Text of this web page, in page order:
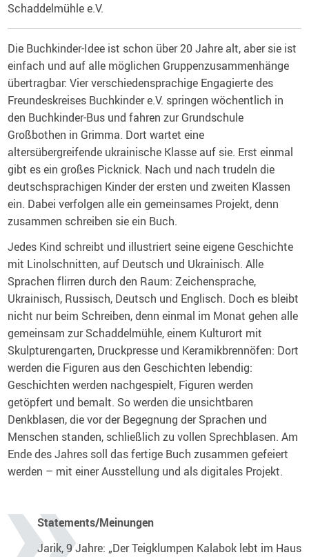
Schaddelmühle e.V.
Die Buchkinder-Idee ist schon über 20 Jahre alt, aber sie ist
einfach und auf alle möglichen Gruppenzusammenhänge
übertragbar: Vier verschiedensprachige Engagierte des
Freundeskreises Buchkinder e.V. springen wöchentlich in
den Buchkinder-Bus und fahren zur Grundschule
Großbothen in Grimma. Dort wartet eine
altersübergreifende ukrainische Klasse auf sie. Erst einmal
gibt es ein großes Picknick. Nach und nach trudeln die
deutschsprachigen Kinder der ersten und zweiten Klassen
ein. Dabei verfolgen alle ein gemeinsames Projekt, denn
zusammen schreiben sie ein Buch.
Jedes Kind schreibt und illustriert seine eigene Geschichte
mit Linolschnitten, auf Deutsch und Ukrainisch. Alle
Sprachen flirren durch den Raum: Zeichensprache,
Ukrainisch, Russisch, Deutsch und Englisch. Doch es bleibt
nicht nur beim Schreiben, denn einmal im Monat gehen alle
gemeinsam zur Schaddelmühle, einem Kulturort mit
Skulpturengarten, Druckpresse und Keramikbrennöfen: Dort
werden die Figuren aus den Geschichten lebendig:
Geschichten werden nachgespielt, Figuren werden
getöpfert und bemalt. So werden die unsichtbaren
Denkblasen, die vor der Begegnung der Sprachen und
Menschen standen, schließlich zu vollen Sprechblasen. Am
Ende des Jahres soll das fertige Buch zusammen gefeiert
werden – mit einer Ausstellung und als digitales Projekt.
Statements/Meinungen
Jarik, 9 Jahre: „Der Teigklumpen Kalabok lebt im Haus